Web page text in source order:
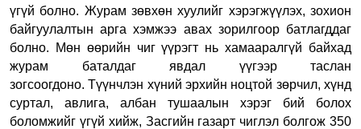
үгүй болно. Журам зөвхөн хуулийг хэрэгжүүлэх, зохион
байгуулалтын арга хэмжээ авах зорилгоор батлагддаг
болно.
Мөн өөрийн чиг үүрэгт нь хамааралгүй байхад
журам баталдаг явдал үүгээр таслан
зогсоогдоно.Түүнчлэн хүний эрхийн ноцтой зөрчил, хүнд
суртал, авлига, албан тушаалын хэрэг бий болох
боломжийг үгүй хийж, Засгийн газарт чиглэл болгож 350